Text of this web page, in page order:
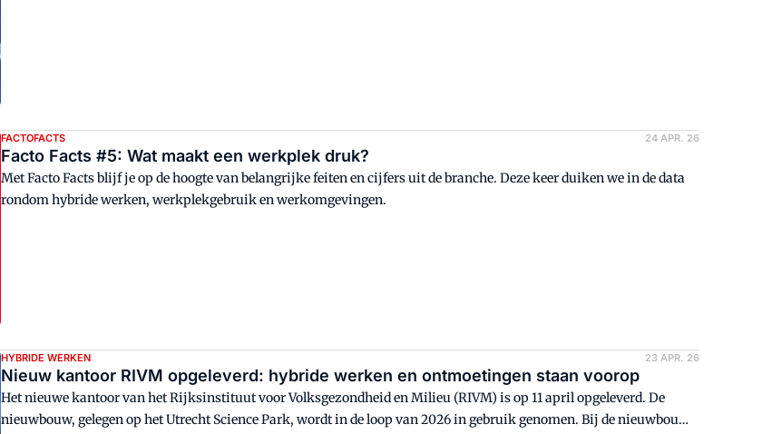
FACTOFACTS 24 APR. 26
Facto Facts #5: Wat maakt een werkplek druk?
Met Facto Facts blijf je op de hoogte van belangrijke feiten en cijfers uit de branche. Deze keer duiken we in de data
rondom hybride werken, werkplekgebruik en werkomgevingen.
HYBRIDE WERKEN 23 APR. 26
Nieuw kantoor RIVM opgeleverd: hybride werken en ontmoetingen staan voorop
Het nieuwe kantoor van het Rijksinstituut voor Volksgezondheid en Milieu (RIVM) is op 11 april opgeleverd. De
nieuwbouw, gelegen op het Utrecht Science Park, wordt in de loop van 2026 in gebruik genomen. Bij de nieuwbouw